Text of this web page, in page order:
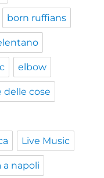
born ruffians
elbow
delle cose
Live Music
a napoli